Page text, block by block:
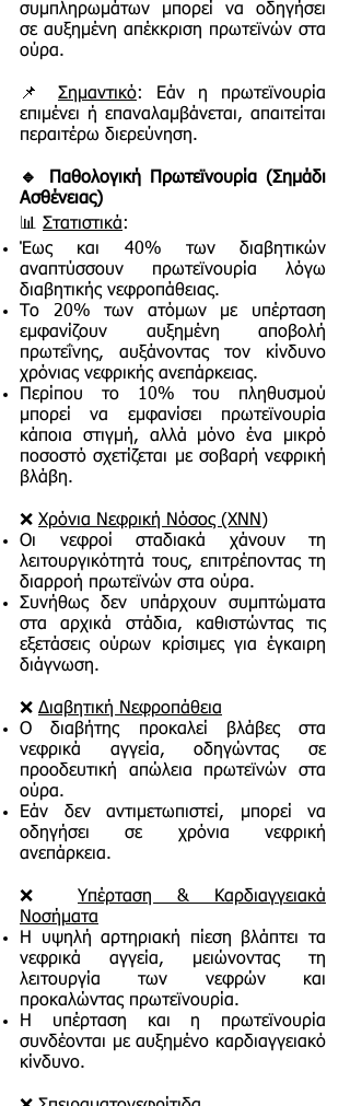
συμπληρωμάτων μπορεί να οδηγήσει
σε αυξημένη απέκκριση πρωτεϊνών στα
ούρα.
📌 Σημαντικό: Εάν η πρωτεϊνουρία
επιμένει ή επαναλαμβάνεται, απαιτείται
περαιτέρω διερεύνηση.
🔹 Παθολογική Πρωτεϊνουρία (Σημάδι
Ασθένειας)
📊 Στατιστικά:
Έως και 40% των διαβητικών
αναπτύσσουν πρωτεϊνουρία λόγω
διαβητικής νεφροπάθειας.
Το 20% των ατόμων με υπέρταση
εμφανίζουν αυξημένη αποβολή
πρωτεΐνης, αυξάνοντας τον κίνδυνο
χρόνιας νεφρικής ανεπάρκειας.
Περίπου το 10% του πληθυσμού
μπορεί να εμφανίσει πρωτεϊνουρία
κάποια στιγμή, αλλά μόνο ένα μικρό
ποσοστό σχετίζεται με σοβαρή νεφρική
βλάβη.
❌ Χρόνια Νεφρική Νόσος (ΧΝΝ)
Οι νεφροί σταδιακά χάνουν τη
λειτουργικότητά τους, επιτρέποντας τη
διαρροή πρωτεϊνών στα ούρα.
Συνήθως δεν υπάρχουν συμπτώματα
στα αρχικά στάδια, καθιστώντας τις
εξετάσεις ούρων κρίσιμες για έγκαιρη
διάγνωση.
❌ Διαβητική Νεφροπάθεια
Ο διαβήτης προκαλεί βλάβες στα
νεφρικά αγγεία, οδηγώντας σε
προοδευτική απώλεια πρωτεϊνών στα
ούρα.
Εάν δεν αντιμετωπιστεί, μπορεί να
οδηγήσει σε χρόνια νεφρική
ανεπάρκεια.
❌ Υπέρταση & Καρδιαγγειακά
Νοσήματα
Η υψηλή αρτηριακή πίεση βλάπτει τα
νεφρικά αγγεία, μειώνοντας τη
λειτουργία των νεφρών και
προκαλώντας πρωτεϊνουρία.
Η υπέρταση και η πρωτεϊνουρία
συνδέονται με αυξημένο καρδιαγγειακό
κίνδυνο.